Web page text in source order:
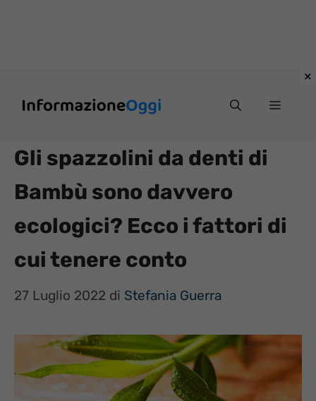
Menu
Gli spazzolini da denti di
Bambù sono davvero
ecologici? Ecco i fattori di
cui tenere conto
27 Luglio 2022 di Stefania Guerra